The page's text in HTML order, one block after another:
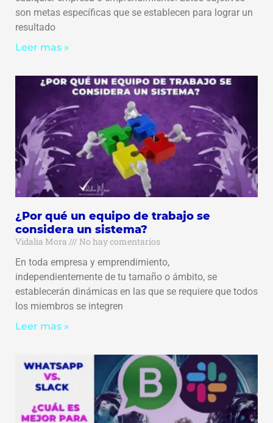
son metas específicas que se establecen para lograr un
resultado
Leer mas »
¿Por qué un equipo de trabajo se
considera un sistema?
Vidalia Mora
No hay comentarios
En toda empresa y emprendimiento,
independientemente de tu tamaño o ámbito, se
establecerán dinámicas en las que se requiere que todos
los miembros se integren
Leer mas »